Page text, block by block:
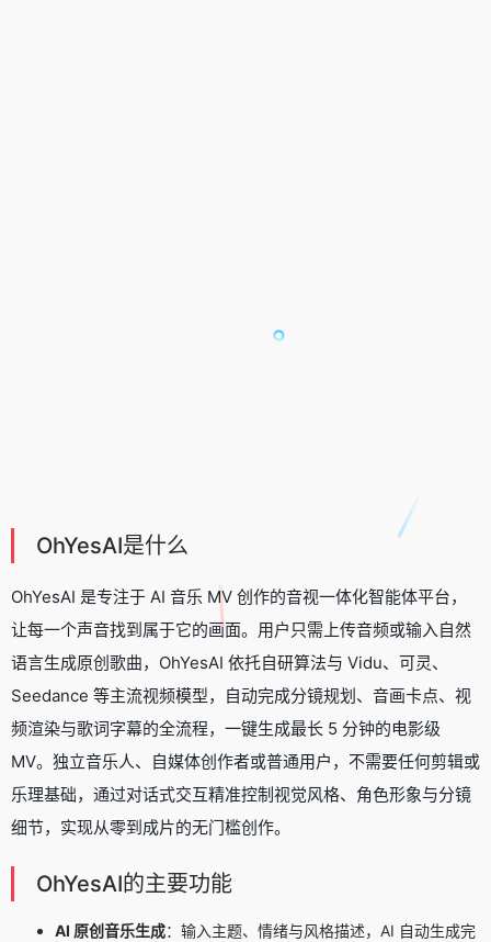
OhYesAI是什么
OhYesAI 是专注于 AI 音乐 MV 创作的音视一体化智能体平台，
让每一个声音找到属于它的画面。用户只需上传音频或输入自然
语言生成原创歌曲，OhYesAI 依托自研算法与 Vidu、可灵、
Seedance 等主流视频模型，自动完成分镜规划、音画卡点、视
频渲染与歌词字幕的全流程，一键生成最长 5 分钟的电影级
MV。独立音乐人、自媒体创作者或普通用户，不需要任何剪辑或
乐理基础，通过对话式交互精准控制视觉风格、角色形象与分镜
细节，实现从零到成片的无门槛创作。
OhYesAI的主要功能
AI 原创音乐生成：输入主题、情绪与风格描述，AI 自动生成完